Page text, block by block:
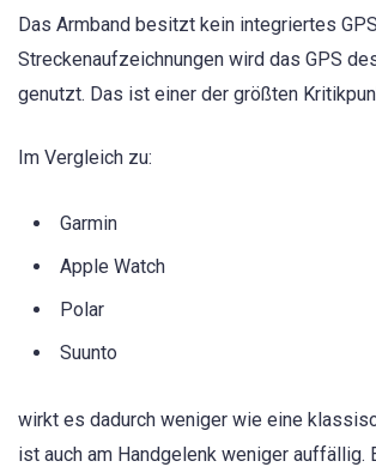
Das Armband besitzt kein integriertes
Streckenaufzeichnungen wird das GPS
genutzt. Das ist einer der größten
Im Vergleich zu:
Garmin
Apple Watch
Polar
Suunto
wirkt es dadurch weniger wie eine
ist auch am Handgelenk weniger auffällig.